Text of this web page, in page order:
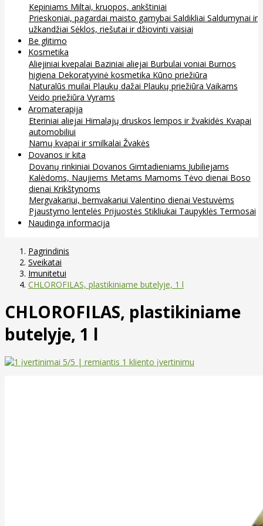
Kepiniams Miltai, kruopos, ankštiniai
Prieskoniai, pagardai maisto gamybai Saldikliai Saldumynai ir
užkandžiai Sėklos, riešutai ir džiovinti vaisiai
Be glitimo
Kosmetika
Aliejiniai kvepalai Baziniai aliejai Burbulai voniai Burnos
higiena Dekoratyvinė kosmetika Kūno priežiūra
Naturalūs muilai Plaukų dažai Plaukų priežiūra Vaikams
Veido priežiūra Vyrams
Aromaterapija
Eteriniai aliejai Himalajų druskos lempos ir žvakidės Kvapai
automobiliui
Namų kvapai ir smilkalai Žvakės
Dovanos ir kita
Dovanų rinkiniai Dovanos Gimtadieniams Jubiliejams
Kalėdoms, Naujiems Metams Mamoms Tėvo dienai Boso
dienai Krikštynoms
Mergvakariui, bernvakariui Valentino dienai Vestuvėms
Pjaustymo lentelės Prijuostės Stikliukai Taupyklės Termosai
Naudinga informacija
Pagrindinis
Sveikatai
Imunitetui
CHLOROFILAS, plastikiniame butelyje, 1 l
CHLOROFILAS, plastikiniame
butelyje, 1 l
5/5 | remiantis 1 kliento įvertinimu